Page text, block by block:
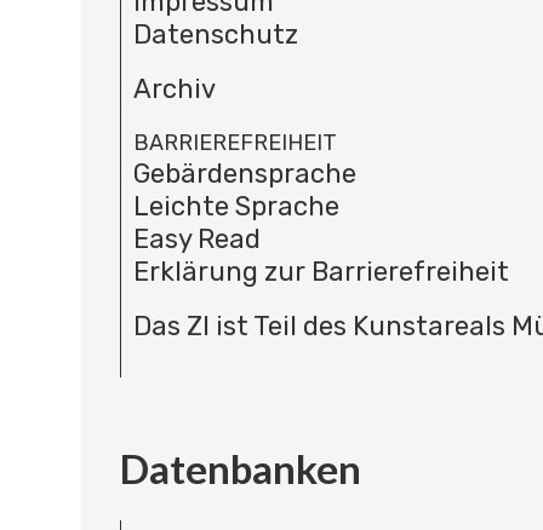
Datenschutz
Archiv
BARRIEREFREIHEIT
Gebärdensprache
Leichte Sprache
Easy Read
Erklärung zur Barrierefreiheit
Das ZI ist Teil des Kunstareals
Datenbanken